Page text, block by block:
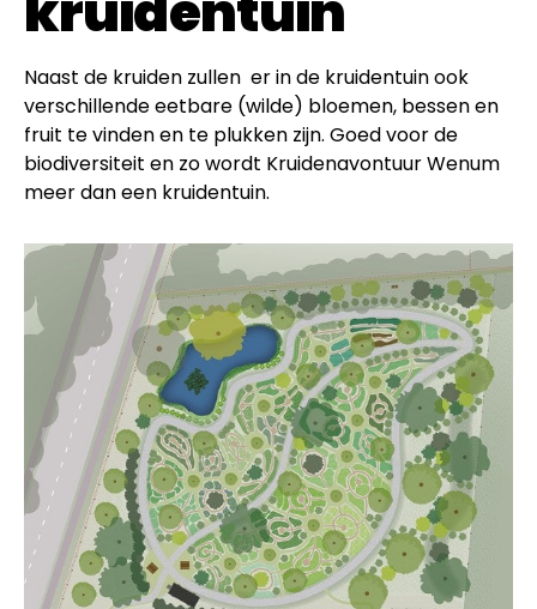
Naast de kruiden zullen er in de kruidentuin ook
verschillende eetbare (wilde) bloemen, bessen en
fruit te vinden en te plukken zijn. Goed voor de
biodiversiteit en zo wordt Kruidenavontuur Wenum
meer dan een kruidentuin.